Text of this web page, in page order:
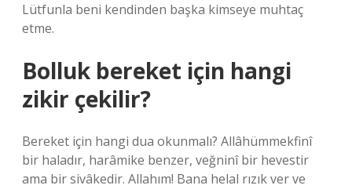
Lütfunla beni kendinden başka kimseye muhtaç
etme.
Bolluk bereket için hangi
zikir çekilir?
Bereket için hangi dua okunmalı? Allâhümmekfinî
bir haladır, harâmike benzer, veğninî bir hevestir
ama bir sivâkedir. Allahım! Bana helal rızık ver ve